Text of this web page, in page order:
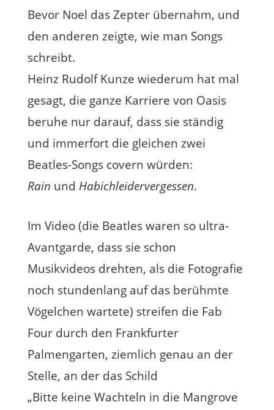
Bevor Noel das Zepter übernahm, und
den anderen zeigte, wie man Songs
schreibt.
Heinz Rudolf Kunze wiederum hat mal
gesagt, die ganze Karriere von Oasis
beruhe nur darauf, dass sie ständig
und immerfort die gleichen zwei
Beatles-Songs covern würden:
Rain und Habichleidervergessen.
Im Video (die Beatles waren so ultra-
Avantgarde, dass sie schon
Musikvideos drehten, als die Fotografie
noch stundenlang auf das berühmte
Vögelchen wartete) streifen die Fab
Four durch den Frankfurter
Palmengarten, ziemlich genau an der
Stelle, an der das Schild
„Bitte keine Wachteln in die Mangrove